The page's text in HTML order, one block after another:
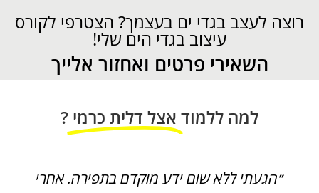
רוצה לעצב בגדי ים בעצמך? הצטרפי לקורס
עיצוב בגדי הים שלי!
השאירי פרטים ואחזור אלייך
למה ללמוד אצל דלית כרמי ?
״הגעתי ללא שום ידע מוקדם בתפירה. אחרי